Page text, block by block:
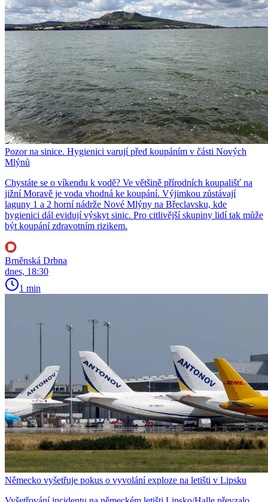
Pozor na sinice. Hygienici varují před koupáním v části Nových
Mlýnů
Chystáte se o víkendu k vodě? Ve většině přírodních koupališť na
jižní Moravě je voda vhodná ke koupání. Výjimkou zůstávají
laguny 1 a 2 horní nádrže Nové Mlýny na Břeclavsku, kde
hygienici dál evidují výskyt sinic. Pro citlivější skupiny lidí tak může
být koupání zdravotním rizikem.
Brněnská Drbna
dnes, 18:30
1 min
Německo vyšetřuje pokus o vyvolání exploze na letišti v Lipsku